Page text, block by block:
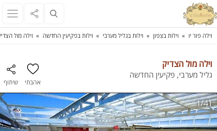
וילה פור יו וילות בצפון וילות בגליל מערבי וילות בפקיעין החדשה וילה מול
וילה מול הצדיק
גליל מערבי, פקיעין החדשה
אהבתי שיתוף
1/41